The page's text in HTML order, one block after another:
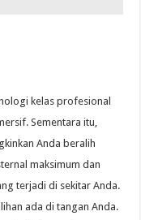
kelas profesional
Sementara itu,
Anda beralih
maksimum dan
terjadi di sekitar Anda.
ada di tangan Anda.